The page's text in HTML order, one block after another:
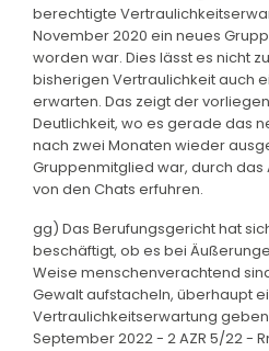
berechtigte
November 2020 ein neues
worden war. Dies lässt es nicht
bisherigen Vertraulichkeit auch
erwarten. Das zeigt der
Deutlichkeit, wo es gerade das
nach zwei Monaten wieder
Gruppenmitglied war, durch
von den Chats erfuhren.
gg) Das Berufungsgericht hat
beschäftigt, ob es bei
Weise menschenverachtend
Gewalt aufstacheln, überhaupt
Vertraulichkeitserwartung geben
September 2022 - 2 AZR 5/22 -